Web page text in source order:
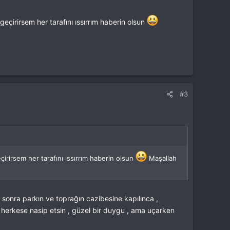
her tarafını ıssırrım haberin olsun
#3
her tarafını ıssırrım haberin olsun Maşallah
parkın ve toprağın cazibesine kapılınca ,
nasip etsin , güzel bir duygu , ama uçarken